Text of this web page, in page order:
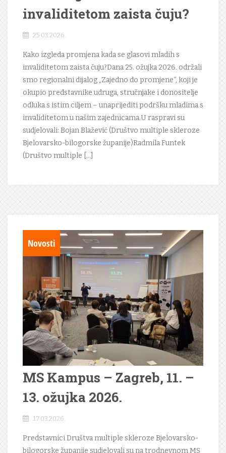
invaliditetom zaista čuju?
25.03.2026.
Kako izgleda promjena kada se glasovi mladih s
invaliditetom zaista čuju?Dana 25. ožujka 2026. održali
smo regionalni dijalog „Zajedno do promjene“, koji je
okupio predstavnike udruga, stručnjake i donositelje
odluka s istim ciljem – unaprijediti podršku mladima s
invaliditetom u našim zajednicama.U raspravi su
sudjelovali: Bojan Blažević (Društvo multiple skleroze
Bjelovarsko-bilogorske županije)Radmila Funtek
(Društvo multiple […]
Novosti
MS Kampus – Zagreb, 11. –
13. ožujka 2026.
17.03.2026.
Predstavnici Društva multiple skleroze Bjelovarsko-
bilogorske županije sudjelovali su na trodnevnom MS